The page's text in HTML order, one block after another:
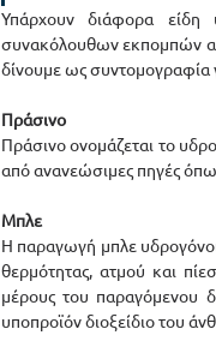
Υπάρχουν διάφορα είδη
συνακόλουθων εκπομπών
δίνουμε ως συντομογραφία
Πράσινο
Πράσινο ονομάζεται το
από ανανεώσιμες πηγές
Μπλε
Η παραγωγή μπλε
θερμότητας, ατμού και
μέρους του παραγόμενου
υποπροϊόν διοξείδιο του